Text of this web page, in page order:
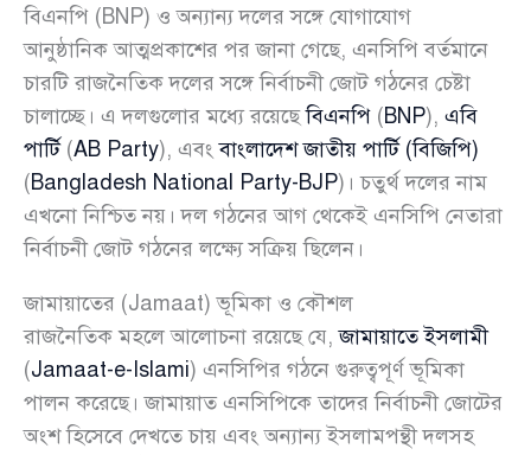
বিএনপি (BNP) ও অন্যান্য দলের সঙ্গে যোগাযোগ
আনুষ্ঠানিক আত্মপ্রকাশের পর জানা গেছে, এনসিপি বর্তমানে
চারটি রাজনৈতিক দলের সঙ্গে নির্বাচনী জোট গঠনের চেষ্টা
চালাচ্ছে। এ দলগুলোর মধ্যে রয়েছেবিএনপি (BNP), এবি
পার্টি(AB Party), এবংবাংলাদেশ জাতীয় পার্টি (বিজিপি)
(Bangladesh National Party-BJP)। চতুর্থ দলের নাম
এখনো নিশ্চিত নয়। দল গঠনের আগ থেকেই এনসিপি নেতারা
নির্বাচনী জোট গঠনের লক্ষ্যে সক্রিয় ছিলেন।
জামায়াতের (Jamaat) ভূমিকা ও কৌশল
রাজনৈতিক মহলে আলোচনা রয়েছে যে,জামায়াতে ইসলামী
(Jamaat-e-Islami) এনসিপির গঠনে গুরুত্বপূর্ণ ভূমিকা
পালন করেছে। জামায়াত এনসিপিকে তাদের নির্বাচনী জোটের
অংশ হিসেবে দেখতে চায় এবং অন্যান্য ইসলামপন্থী দলসহ